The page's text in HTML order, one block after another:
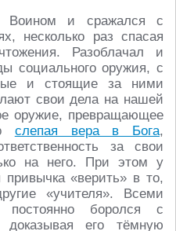
и сражался с
несколько раз спасая
Разоблачал и
социального оружия, с
и стоящие за ними
свои дела на нашей
оружие, превращающее
слепая вера в Бога,
за свои
на него. При этом у
привычка «верить» в то,
«учителя». Всеми
боролся с
его тёмную